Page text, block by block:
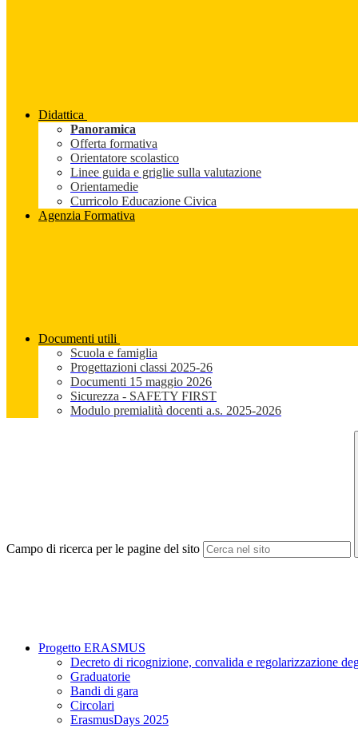
Didattica
Panoramica
Offerta formativa
Orientatore scolastico
Linee guida e griglie sulla valutazione
Orientamedie
Curricolo Educazione Civica
Agenzia Formativa
Documenti utili
Scuola e famiglia
Progettazioni classi 2025-26
Documenti 15 maggio 2026
Sicurezza - SAFETY FIRST
Modulo premialità docenti a.s. 2025-2026
Campo di ricerca per le pagine del sito
Progetto ERASMUS
Decreto di ricognizione, convalida e regolarizzazione
Graduatorie
Bandi di gara
Circolari
ErasmusDays 2025